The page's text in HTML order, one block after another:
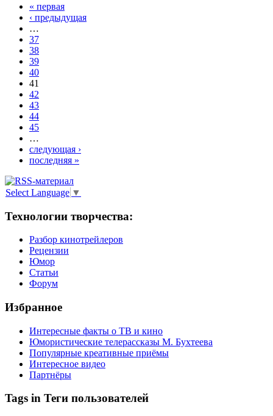
« первая
‹ предыдущая
…
37
38
39
40
41
42
43
44
45
…
следующая ›
последняя »
Select Language ▼
Технологии творчества:
Разбор кинотрейлеров
Рецензии
Юмор
Статьи
Форум
Избранное
Интересные факты о ТВ и кино
Юмористические телерассказы М. Бухтеева
Популярные креативные приёмы
Интересное видео
Партнёры
Tags in Теги пользователей